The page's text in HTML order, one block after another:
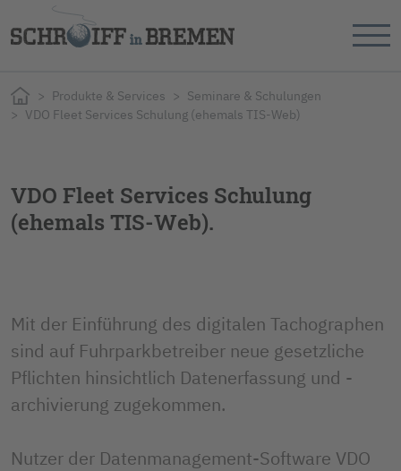
Produkte & Services
Seminare & Schulungen
VDO Fleet Services Schulung (ehemals TIS-Web)
VDO Fleet Services Schulung
(ehemals TIS-Web).
Mit der Einführung des digitalen Tachographen
sind auf Fuhrparkbetreiber neue gesetzliche
Pflichten hinsichtlich Datenerfassung und -
archivierung zugekommen.
Nutzer der Datenmanagement-Software VDO